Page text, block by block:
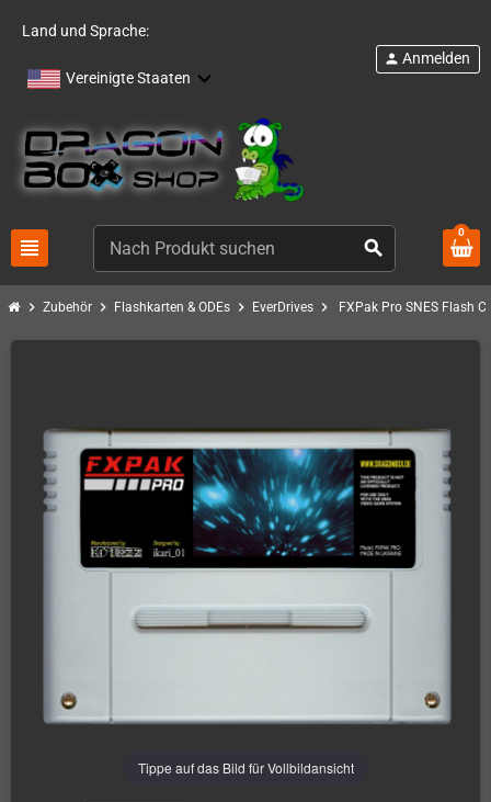
Land und Sprache:
Vereinigte Staaten
view_headline search
person Anmelden
0
chevron_right Zubehör chevron_right Flashkarten & ODEs chevron_right EverDrives chevron_right FXPak Pro SNES Flash
Tippe auf das Bild für Vollbildansicht